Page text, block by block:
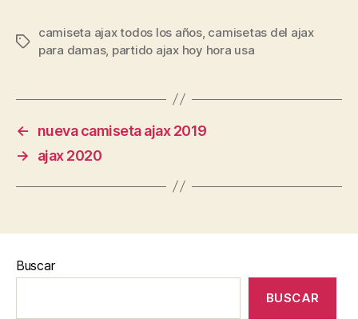
Etiquetas
camiseta ajax todos los años, camisetas del ajax
para damas, partido ajax hoy hora usa
←
nueva camiseta ajax 2019
→
ajax 2020
Buscar
BUSCAR